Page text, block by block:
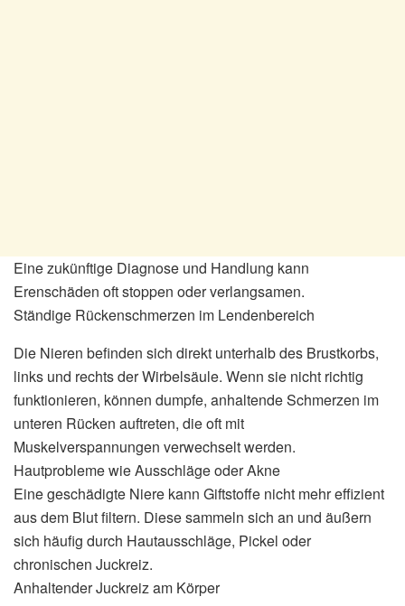
Eine zukünftige Diagnose und Handlung kann
Erenschäden oft stoppen oder verlangsamen.
Ständige Rückenschmerzen im Lendenbereich
Die Nieren befinden sich direkt unterhalb des Brustkorbs,
links und rechts der Wirbelsäule. Wenn sie nicht richtig
funktionieren, können dumpfe, anhaltende Schmerzen im
unteren Rücken auftreten, die oft mit
Muskelverspannungen verwechselt werden.
Hautprobleme wie Ausschläge oder Akne
Eine geschädigte Niere kann Giftstoffe nicht mehr effizient
aus dem Blut filtern. Diese sammeln sich an und äußern
sich häufig durch Hautausschläge, Pickel oder
chronischen Juckreiz.
Anhaltender Juckreiz am Körper